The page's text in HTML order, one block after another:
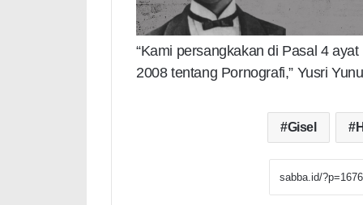
“Kami persangkakan di Pasal 4
2008 tentang Pornografi,” Yusri
Gisel